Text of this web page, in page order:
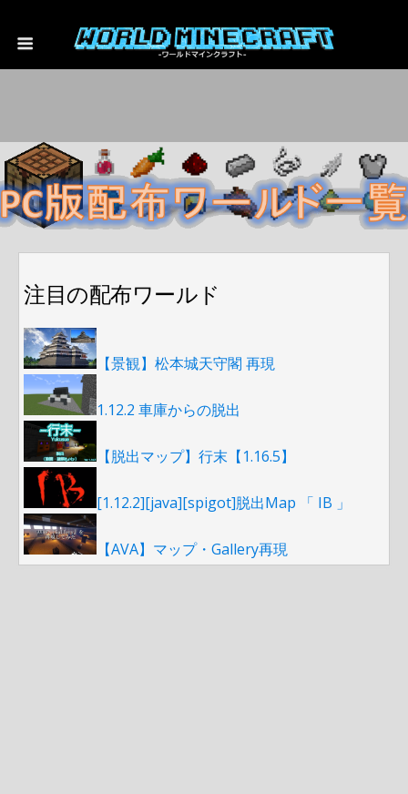
注目の配布ワールド
【景観】松本城天守閣 再現
1.12.2 車庫からの脱出
【脱出マップ】行末【1.16.5】
[1.12.2][java][spigot]脱出Map 「 IB 」
【AVA】マップ・Gallery再現